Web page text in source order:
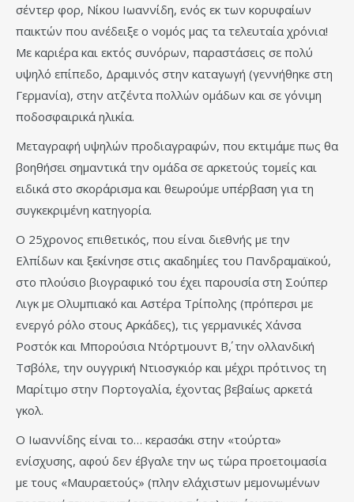
σέντερ φορ, Νίκου Ιωαννίδη, ενός εκ των κορυφαίων
παικτών που ανέδειξε ο νομός μας τα τελευταία χρόνια!
Με καριέρα και εκτός συνόρων, παραστάσεις σε πολύ
υψηλό επίπεδο, Δραμινός στην καταγωγή (γεννήθηκε στη
Γερμανία), στην ατζέντα πολλών ομάδων και σε γόνιμη
ποδοσφαιρικά ηλικία.
Μεταγραφή υψηλών προδιαγραφών, που εκτιμάμε πως θα
βοηθήσει σημαντικά την ομάδα σε αρκετούς τομείς και
ειδικά στο σκοράρισμα και θεωρούμε υπέρβαση για τη
συγκεκριμένη κατηγορία.
Ο 25χρονος επιθετικός, που είναι διεθνής με την
Ελπίδων και ξεκίνησε στις ακαδημίες του Πανδραμαϊκού,
στο πλούσιο βιογραφικό του έχει παρουσία στη Σούπερ
Λιγκ με Ολυμπιακό και Αστέρα Τρίπολης (πρόπερσι με
ενεργό ρόλο στους Αρκάδες), τις γερμανικές Χάνσα
Ροστόκ και Μπορούσια Ντόρτμουντ Β΄, την ολλανδική
Τσβόλε, την ουγγρική Ντιοσγκιόρ και μέχρι πρότινος τη
Μαρίτιμο στην Πορτογαλία, έχοντας βεβαίως αρκετά
γκολ.
Ο Ιωαννίδης είναι το… κερασάκι στην «τούρτα»
ενίσχυσης, αφού δεν έβγαλε την ως τώρα προετοιμασία
με τους «Μαυραετούς» (πλην ελάχιστων μεμονωμένων